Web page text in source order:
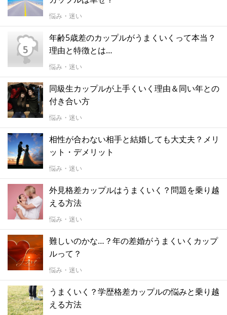
悩み・迷い
年齢5歳差のカップルがうまくいくって本当？
理由と特徴とは…
悩み・迷い
同級生カップルが上手くいく理由＆同い年との
付き合い方
悩み・迷い
相性が合わない相手と結婚しても大丈夫？メリ
ット・デメリット
悩み・迷い
外見格差カップルはうまくいく？問題を乗り越
える方法
悩み・迷い
難しいのかな…？年の差婚がうまくいくカップ
ルって？
悩み・迷い
うまくいく？学歴格差カップルの悩みと乗り越
える方法